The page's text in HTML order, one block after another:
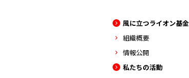
風に立つライオン基
組織概要
情報公開
私たちの活動